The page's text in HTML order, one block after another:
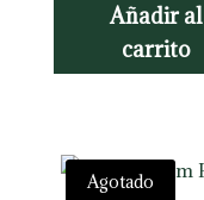
Añadir al
carrito
Agotado